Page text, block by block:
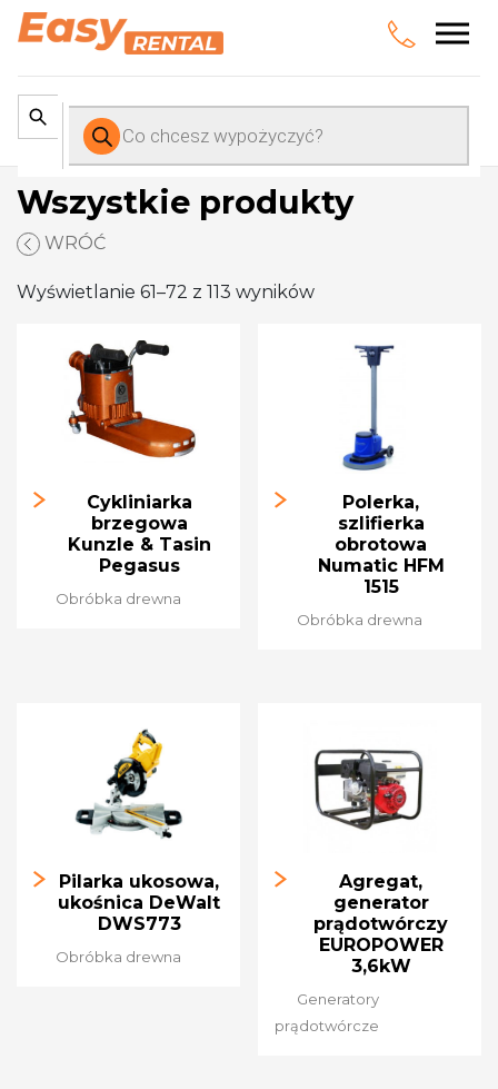
Wyszukiwarka
produktów
Wszystkie produkty
WRÓĆ
Wyświetlanie 61–72 z 113 wyników
Cykliniarka
brzegowa
Kunzle & Tasin
Pegasus
Obróbka drewna
Polerka,
szlifierka
obrotowa
Numatic HFM
1515
Obróbka drewna
Pilarka ukosowa,
ukośnica DeWalt
DWS773
Obróbka drewna
Agregat,
generator
prądotwórczy
EUROPOWER
3,6kW
Generatory
prądotwórcze